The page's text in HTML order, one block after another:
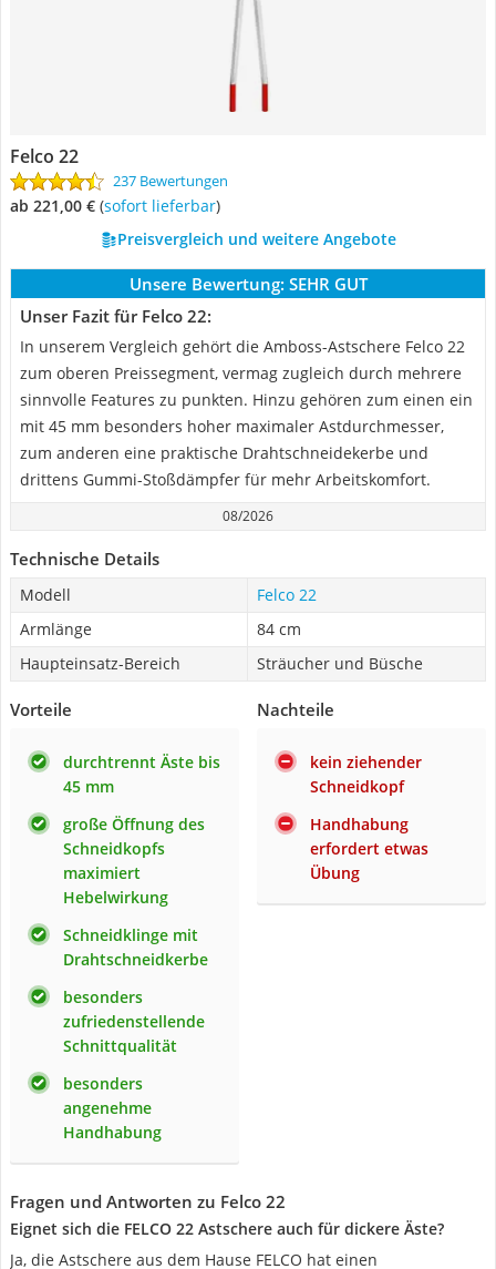
Felco 22
237 Bewertungen
ab 221,00 € ( Sofort lieferbar)
Preisvergleich und weitere Angebote
Unsere Bewertung: SEHR GUT
Unser Fazit für Felco 22:
In unserem Vergleich gehört die Amboss-Astschere Felco 22
zum oberen Preissegment, vermag zugleich durch mehrere
sinnvolle Features zu punkten. Hinzu gehören zum einen ein
mit 45 mm besonders hoher maximaler Astdurchmesser,
zum anderen eine praktische Drahtschneidekerbe und
drittens Gummi-Stoßdämpfer für mehr Arbeitskomfort.
08/2026
Technische Details
Modell
Felco 22
Armlänge
84 cm
Haupteinsatz-Bereich
Sträucher und Büsche
Vorteile
durchtrennt Äste bis
45 mm
große Öffnung des
Schneidkopfs
maximiert
Hebelwirkung
Schneidklinge mit
Drahtschneidkerbe
besonders
zufriedenstellende
Schnittqualität
besonders
angenehme
Handhabung
Nachteile
kein ziehender
Schneidkopf
Handhabung
erfordert etwas
Übung
Fragen und Antworten zu Felco 22
Eignet sich die FELCO 22 Astschere auch für dickere Äste?
Ja, die Astschere aus dem Hause FELCO hat einen